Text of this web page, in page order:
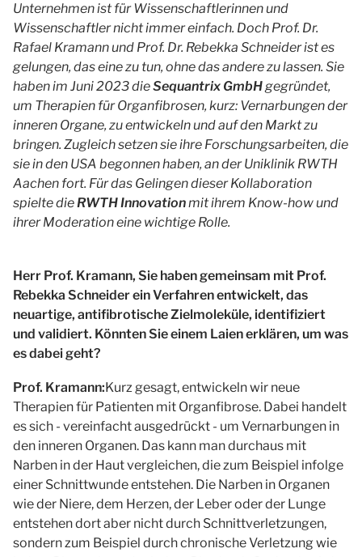
Unternehmen ist für Wissenschaftlerinnen und
Wissenschaftler nicht immer einfach. Doch Prof. Dr.
Rafael Kramann und Prof. Dr. Rebekka Schneider ist es
gelungen, das eine zu tun, ohne das andere zu lassen. Sie
haben im Juni 2023 dieSequantrix GmbHgegründet,
um Therapien fürOrganfibrosen, kurz: Vernarbungen der
inneren Organe, zu entwickeln und auf den Markt zu
bringen. Zugleich setzen sie ihre Forschungsarbeiten, die
sie in den USA begonnen haben, an der Uniklinik RWTH
Aachen fort. Für das Gelingen dieser Kollaboration
spielte dieRWTH Innovationmit ihrem Know-how und
ihrer Moderation eine wichtige Rolle.
Herr Prof. Kramann, Sie haben gemeinsam mit Prof.
Rebekka Schneider ein Verfahren entwickelt, das
neuartige, antifibrotische Zielmoleküle, identifiziert
und validiert. Könnten Sie einem Laien erklären, um was
es dabei geht?
Prof. Kramann:Kurz gesagt, entwickeln wir neue
Therapien für Patienten mit Organfibrose. Dabei handelt
es sich - vereinfacht ausgedrückt - um Vernarbungen in
den inneren Organen. Das kann man durchaus mit
Narben in der Haut vergleichen, die zum Beispiel infolge
einer Schnittwunde entstehen. Die Narben in Organen
wie der Niere, dem Herzen, der Leber oder der Lunge
entstehen dort aber nicht durch Schnittverletzungen,
sondern zum Beispiel durch chronische Verletzung wie